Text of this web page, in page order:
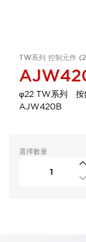
TW系列 控制元件
φ22 TW系列
AJW420B
選擇數量